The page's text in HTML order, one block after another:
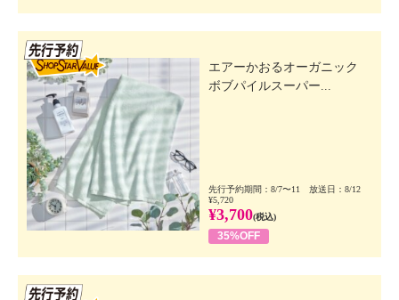
エアーかおるオーガニック
ボブパイルスーパー...
先行予約期間：8/7〜11 放送日：8/12
¥5,720
¥3,700(税込)
35%OFF